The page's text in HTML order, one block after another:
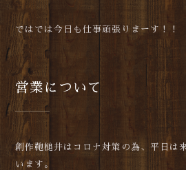
ではでは今日も仕事頑張りまーす！！
営業について
創作鞄槌井はコロナ対策の為、平日は
います。